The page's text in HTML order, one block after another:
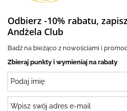
Odbierz -10% rabatu,
Andżela Club
Badź na bieżąco z nowościami i
Zbieraj punkty i wymieniaj na rabaty